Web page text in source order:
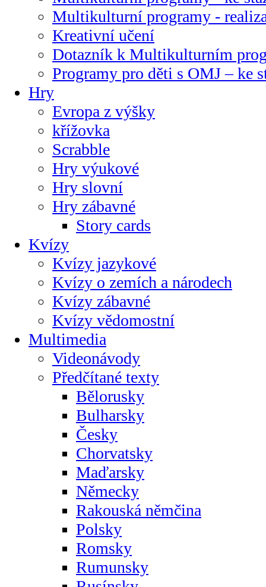
Multikulturní programy -
Kreativní učení
Dotazník k Multikulturním
Programy pro děti s OMJ – ke
Hry
Evropa z výšky
křížovka
Scrabble
Hry výukové
Hry slovní
Hry zábavné
Story cards
Kvízy
Kvízy jazykové
Kvízy o zemích a národech
Kvízy zábavné
Kvízy vědomostní
Multimedia
Videonávody
Předčítané texty
Bělorusky
Bulharsky
Česky
Chorvatsky
Maďarsky
Německy
Rakouská němčina
Polsky
Romsky
Rumunsky